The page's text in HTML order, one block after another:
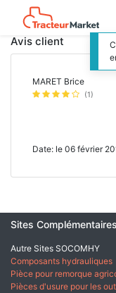
Avis client
MARET Brice
(1)
Date: le 06 février
Sites Complémentaires
Autre Sites SOCOMHY
Composants hydrauliques
Pièce pour remorque
Pièces d'usure pour les